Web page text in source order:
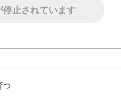
止されています
つ